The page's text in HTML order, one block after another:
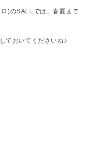
)のSALEでは、春夏まで
ておいてくださいね♪